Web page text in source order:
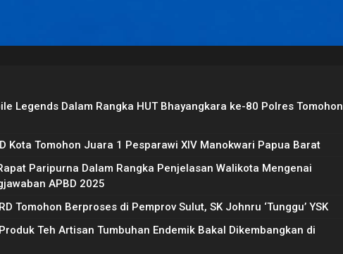
Legends Dalam Rangka HUT Bhayangkara ke-80 Polres Tomohon
Kota Tomohon Juara 1 Pesparawi XIV Manokwari Papua Barat
Paripurna Dalam Rangka Penjelasan Walikota Mengenai
APBD 2025
Tomohon Berproses di Pemprov Sulut, SK Johnru ‘Tunggu’ YSK
Teh Artisan Tumbuhan Endemik Bakal Dikembangkan di